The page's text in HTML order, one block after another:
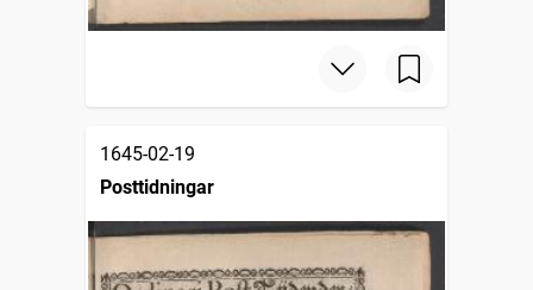
1645-02-19
Posttidningar